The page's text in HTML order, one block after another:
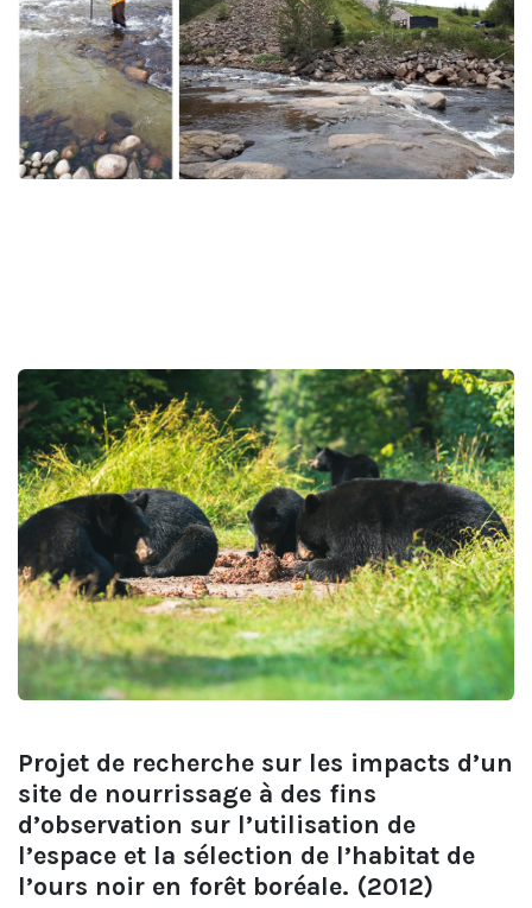
Projet de recherche sur les impacts d’un
site de nourrissage à des fins
d’observation sur l’utilisation de
l’espace et la sélection de l’habitat de
l’ours noir en forêt boréale. (2012)